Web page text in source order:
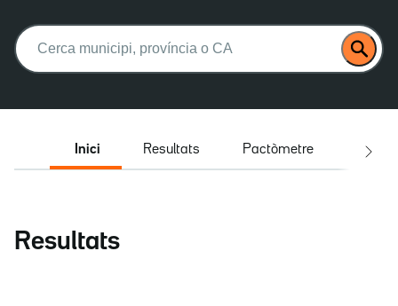
Buscar:
Inici Resultats Pactòmetre
Resultats